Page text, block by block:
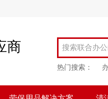
商
热门搜索：